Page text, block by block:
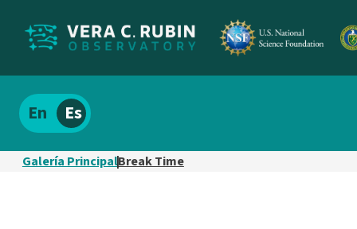
Localizar
el
contenido
Español
Galería PrincipalBreak Time